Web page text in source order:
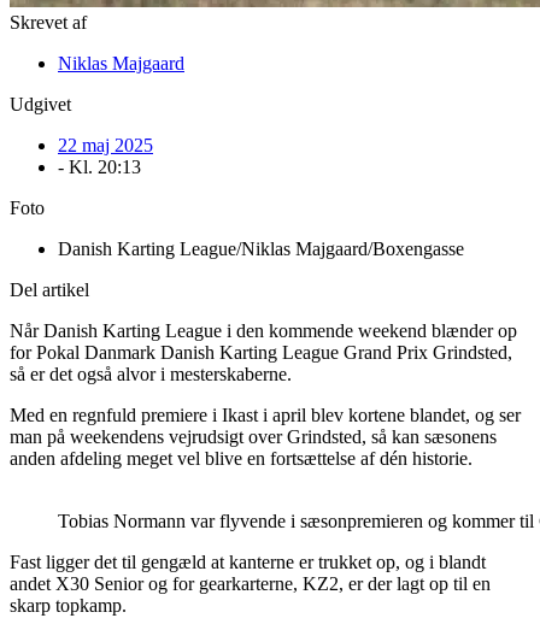
Skrevet af
Niklas Majgaard
Udgivet
22 maj 2025
- Kl. 20:13
Foto
Danish Karting League/Niklas Majgaard/Boxengasse
Del artikel
Når Danish Karting League i den kommende weekend blænder op
for Pokal Danmark Danish Karting League Grand Prix Grindsted,
så er det også alvor i mesterskaberne.
Med en regnfuld premiere i Ikast i april blev kortene blandet, og ser
man på weekendens vejrudsigt over Grindsted, så kan sæsonens
anden afdeling meget vel blive en fortsættelse af dén historie.
Tobias Normann var flyvende i sæsonpremieren og kommer
Fast ligger det til gengæld at kanterne er trukket op, og i blandt
andet X30 Senior og for gearkarterne, KZ2, er der lagt op til en
skarp topkamp.